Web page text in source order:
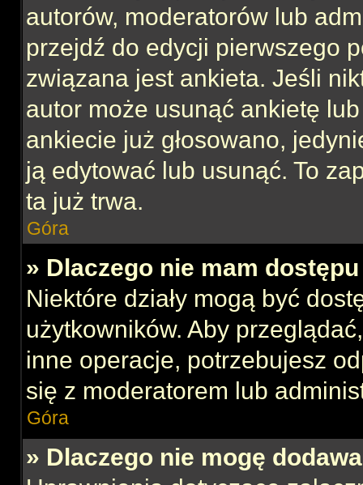
autorów, moderatorów lub
przejdź do edycji pierwszego
związana jest ankieta. Jeśli
autor może usunąć ankietę
ankiecie już głosowano,
ją edytować lub usunąć. To
ta już trwa.
Góra
» Dlaczego nie mam dostępu
Niektóre działy mogą być
użytkowników. Aby
inne operacje, potrzebujesz
się z moderatorem lub
Góra
» Dlaczego nie mogę